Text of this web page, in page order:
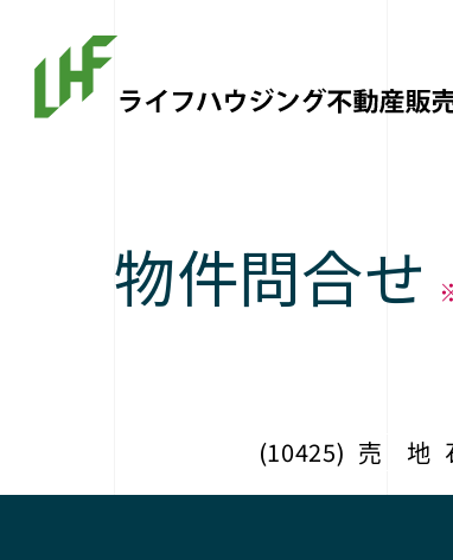
物件問合せ
(10425) 売 地